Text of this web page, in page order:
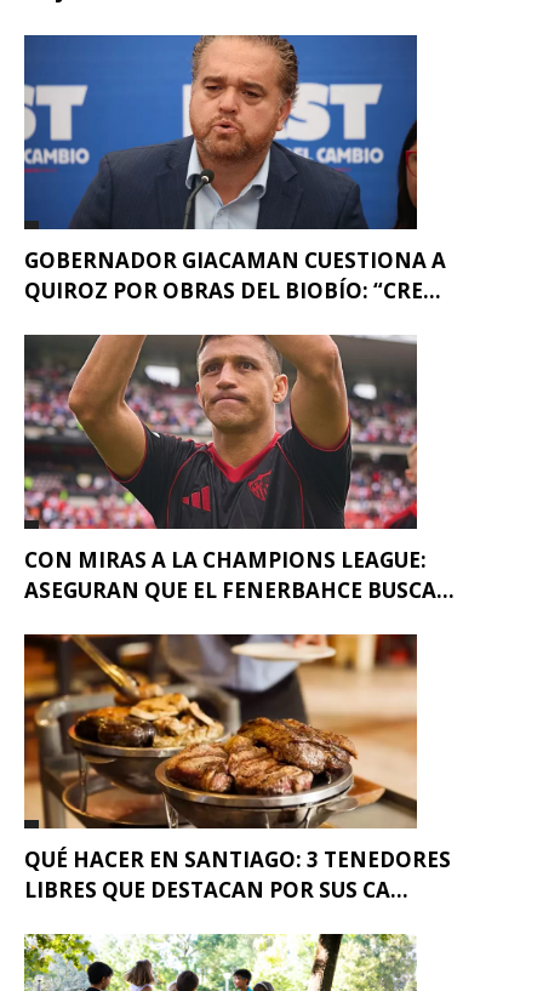
GOBERNADOR GIACAMAN CUESTIONA A
QUIROZ POR OBRAS DEL BIOBÍO: “CRE...
CON MIRAS A LA CHAMPIONS LEAGUE:
ASEGURAN QUE EL FENERBAHCE BUSCA...
QUÉ HACER EN SANTIAGO: 3 TENEDORES
LIBRES QUE DESTACAN POR SUS CA...